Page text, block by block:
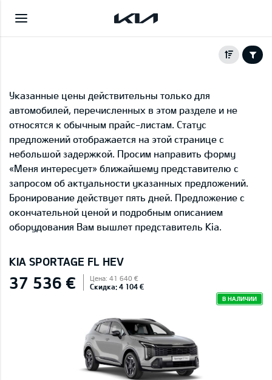
Указанные цены действительны только для
автомобилей, перечисленных в этом разделе и не
относятся к обычным прайс-листам. Статус
предложений отображается на этой странице с
небольшой задержкой. Просим направить форму
«Меня интересует» ближайшему представителю с
запросом об актуальности указанных предложений.
Бронирование действует пять дней. Предложение с
окончательной ценой и подробным описанием
оборудования Вам вышлет представитель Kia.
KIA SPORTAGE FL HEV
37 536 € Цена: 41 640 €
Скидка: 4 104 €
В НАЛИЧИИ